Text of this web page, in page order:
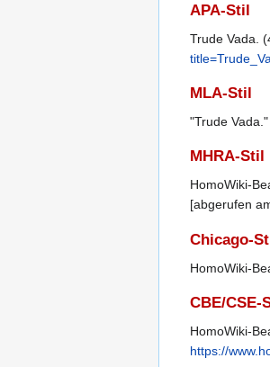
APA-Stil
Trude Vada.
MLA-Stil
"Trude Vada."
MHRA-Stil
HomoWiki-
[abgerufen
Chicago-
HomoWiki-
CBE/CSE-
HomoWiki-
https://